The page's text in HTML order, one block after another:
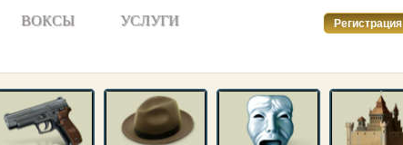
ВОКСЫ УСЛУГИ Регистрация